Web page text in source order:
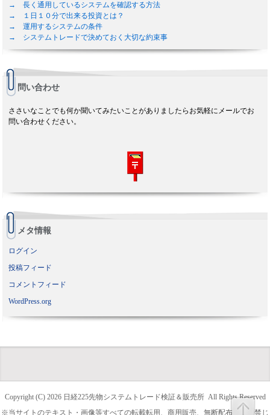
→ 長く通用しているシステムを確認する方法
→ １日１０分で出来る投資とは？
→ 運用するシステムの条件
→ システムトレードで決めておく大切な約束事
問い合わせ
ささいなことでも何か聞いてみたいことがありましたらお気軽にメールでお
問い合わせください。
メタ情報
ログイン
投稿フィード
コメントフィード
WordPress.org
Copyright (C) 2026 日経225先物システムトレード検証＆販売所All Rights Reserved
※当サイトのテキスト・画像等すべての転載転用、商用販売、無断配布を固く禁じ